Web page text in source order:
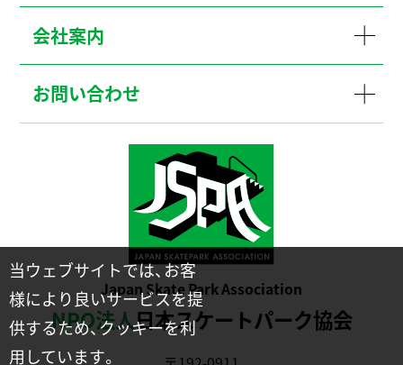
Japan Skate Park Association
NPO法人日本スケートパーク協会
会社案内
お問い合わせ
当ウェブサイトでは、お客
様により良いサービスを提
供するため、クッキーを利
用しています。